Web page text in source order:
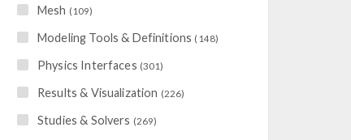
Mesh (109)
Modeling Tools & Definitions (148)
Physics Interfaces (301)
Results & Visualization (226)
Studies & Solvers (269)